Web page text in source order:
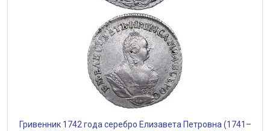
Гривенник 1742 года серебро Елизавета Петровна (1741–